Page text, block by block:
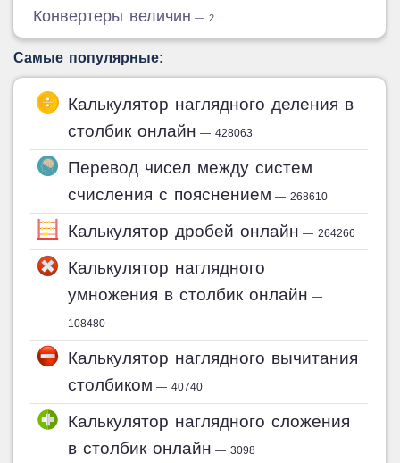
Конвертеры величин — 2
Самые популярные:
Калькулятор наглядного деления в
столбик онлайн — 428063
Перевод чисел между систем
счисления с пояснением — 268610
Калькулятор дробей онлайн — 264266
Калькулятор наглядного
умножения в столбик онлайн —
108480
Калькулятор наглядного вычитания
столбиком — 40740
Калькулятор наглядного сложения
в столбик онлайн — 3098